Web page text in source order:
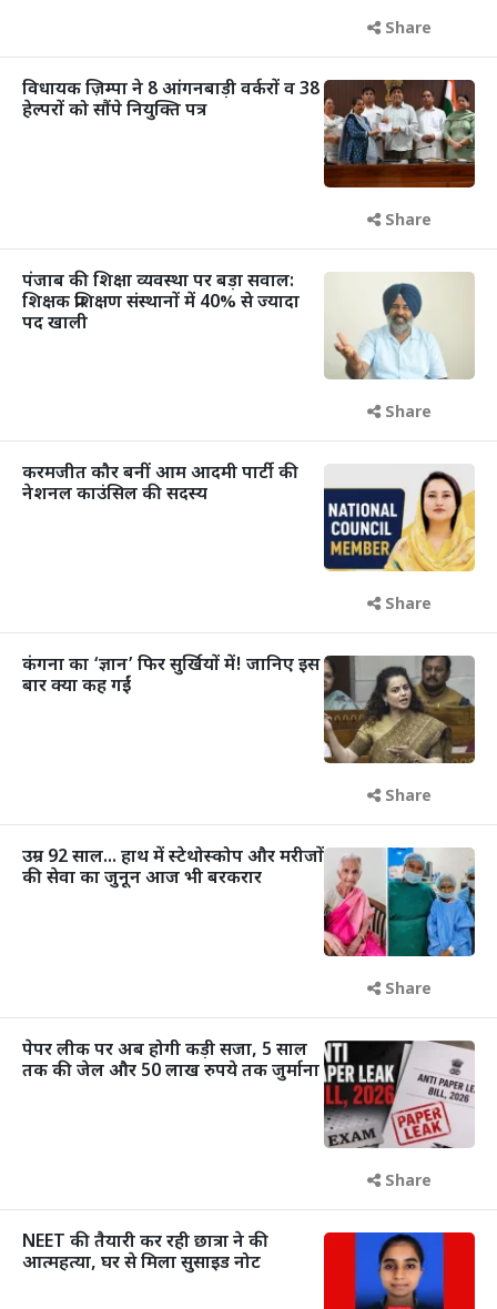
Share
विधायक ज़िम्पा ने 8 आंगनबाड़ी वर्करों व 38
हेल्परों को सौंपे नियुक्ति पत्र
Share
पंजाब की शिक्षा व्यवस्था पर बड़ा सवाल:
शिक्षक प्रशिक्षण संस्थानों में 40% से ज्यादा
पद खाली
Share
करमजीत कौर बनीं आम आदमी पार्टी की
नेशनल काउंसिल की सदस्य
Share
कंगना का ‘ज्ञान’ फिर सुर्खियों में! जानिए इस
बार क्या कह गईं
Share
उम्र 92 साल... हाथ में स्टेथोस्कोप और मरीजों
की सेवा का जुनून आज भी बरकरार
Share
पेपर लीक पर अब होगी कड़ी सजा, 5 साल
तक की जेल और 50 लाख रुपये तक जुर्माना
Share
NEET की तैयारी कर रही छात्रा ने की
आत्महत्या, घर से मिला सुसाइड नोट